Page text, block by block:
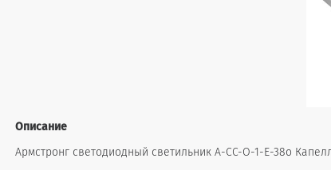
Описание
Армстронг светодиодный светильник А-СС-О-1-Е-38о